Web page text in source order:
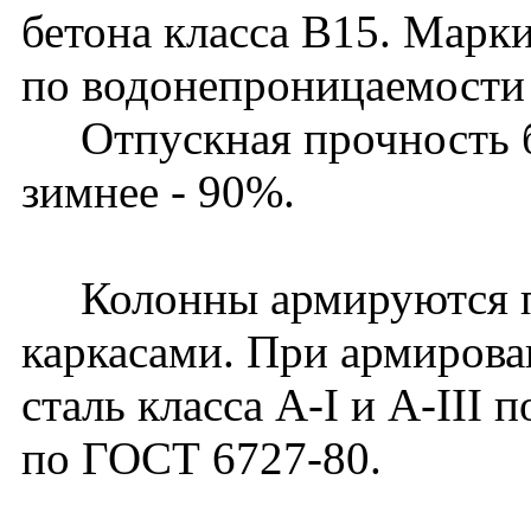
бетона класса В15.
по
Отпускная прочность
зимнее - 90%.
Колонны армируются
каркасами. При
сталь класса A-I и A-III
по ГОСТ 6727-80.